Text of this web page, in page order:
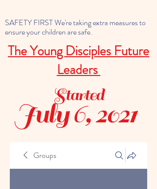
SAFETY FIRST We're taking extra measures to
ensure your children are safe.
The Young Disciples Future
Leaders
July 6, 2021
Started
Groups